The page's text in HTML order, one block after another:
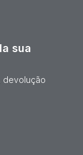
sua
devolução